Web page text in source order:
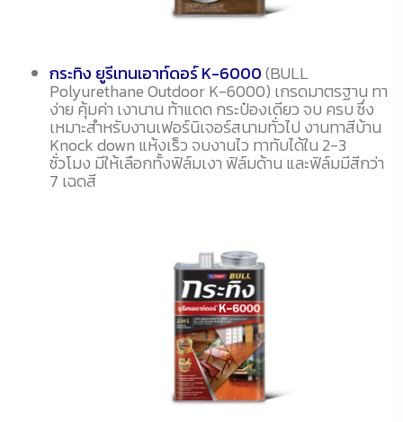
กระทิง ยูรีเทนเอาท์ดอร์ K-6000(BULL
Polyurethane Outdoor K-6000) เกรดมาตรฐาน ทา
ง่าย คุ้มค่า เงานาน ท้าแดด กระป๋องเดียว จบ ครบ ซึ่ง
เหมาะสำหรับงานเฟอร์นิเจอร์สนามทั่วไป งานทาสีบ้าน
Knock down แห้งเร็ว จบงานไว ทาทับได้ใน 2-3
ชั่วโมง มีให้เลือกทั้งฟิล์มเงา ฟิล์มด้าน และฟิล์มมีสีกว่า
7 เฉดสี